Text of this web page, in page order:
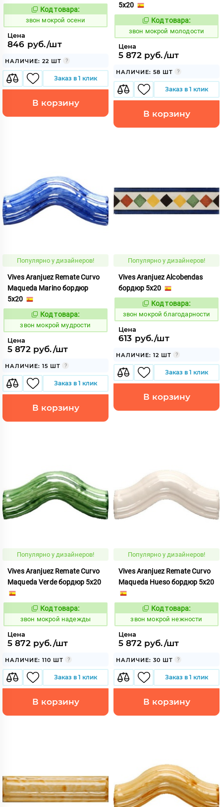
460440
Код товара:
звон мокрой осени
Цена
846 руб./шт
НАЛИЧИЕ: 22 ШТ
Заказ в 1 клик
В корзину
5x20
460429
Код товара:
звон мокрой молодости
Цена
5 872 руб./шт
НАЛИЧИЕ: 58 ШТ
Заказ в 1 клик
В корзину
Популярно у дизайнеров!
Vives Aranjuez Remate Curvo
Maqueda Marino бордюр
5x20
460430
Код товара:
звон мокрой мудрости
Цена
5 872 руб./шт
НАЛИЧИЕ: 15 ШТ
Заказ в 1 клик
В корзину
Популярно у дизайнеров!
Vives Aranjuez Alcobendas
бордюр 5x20
460378
Код товара:
звон мокрой благодарности
Цена
613 руб./шт
НАЛИЧИЕ: 12 ШТ
Заказ в 1 клик
В корзину
Популярно у дизайнеров!
Vives Aranjuez Remate Curvo
Maqueda Verde бордюр 5x20
460432
Код товара:
звон мокрой надежды
Цена
5 872 руб./шт
НАЛИЧИЕ: 110 ШТ
Заказ в 1 клик
В корзину
Популярно у дизайнеров!
Vives Aranjuez Remate Curvo
Maqueda Hueso бордюр 5x20
460433
Код товара:
звон мокрой нежности
Цена
5 872 руб./шт
НАЛИЧИЕ: 30 ШТ
Заказ в 1 клик
В корзину